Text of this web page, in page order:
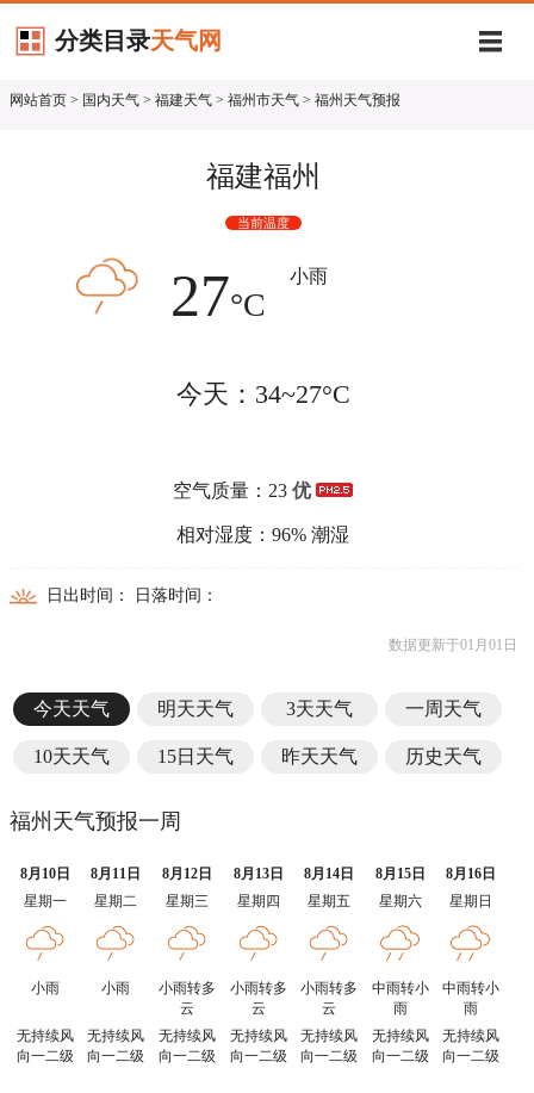
分类目录天气网
网站首页 > 国内天气 > 福建天气 > 福州市天气 > 福州天气预报
福建福州
当前温度
27°C
小雨
今天：34~27°C
空气质量：23优
相对湿度：96% 潮湿
日出时间： 日落时间：
数据更新于01月01日
今天天气 明天天气 3天天气 一周天气
10天天气 15日天气 昨天天气 历史天气
福州天气预报一周
8月10日 8月11日 8月12日 8月13日 8月14日 8月15日
8月16日
星期一
星期二 星期三 星期四 星期五 星期六 星期日
小雨 小雨
小雨转多
云
小雨转多
云
小雨转多
云
中雨转小
雨
中雨转小
雨
无持续风
向一二级
无持续风
向一二级
无持续风
向一二级
无持续风
向一二级
无持续风
向一二级
无持续风
向一二级
无持续风
向一二级